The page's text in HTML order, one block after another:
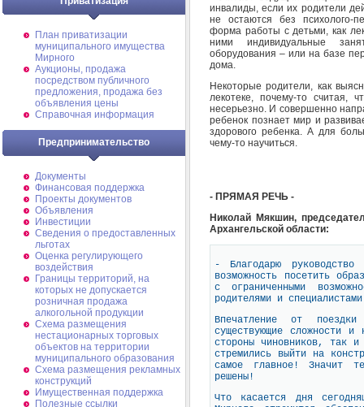
План приватизации
муниципального имущества
Мирного
Аукционы, продажа
посредством публичного
предложения, продажа без
объявления цены
Справочная информация
Предпринимательство
Документы
Финансовая поддержка
Проекты документов
Объявления
Инвестиции
Сведения о предоставленных
льготах
Оценка регулирующего
воздействия
Границы территорий, на
которых не допускается
розничная продажа
алкогольной продукции
Схема размещения
нестационарных торговых
объектов на территории
муниципального образования
Схема размещения рекламных
конструкций
Имущественная поддержка
Полезные ссылки
инвалиды, если их родители
не остаются без психолого-
форма работы с детьми, как
ними индивидуальные
оборудования – или на базе
дома.
Некоторые родители, как
лекотеке, почему-то
несерьезно. И совершенно
ребенок познает мир и
здорового ребенка. А для
чему-то научиться.
- ПРЯМАЯ РЕЧЬ -
Николай Мякшин,
Архангельской области:
- Благодарю руководство
возможность посетить
с ограниченными
родителями и
Впечатление от
существующие сложности и
стороны чиновников, так
стремились выйти на
самое главное! Значит
решены!
Что касается дня